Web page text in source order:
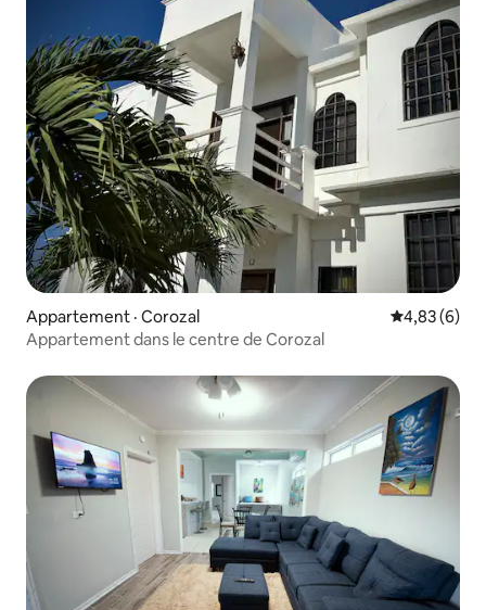
Appartement · Corozal Note
4,83 (6)
Appartement dans le centre de Corozal